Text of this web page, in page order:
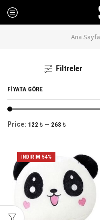
Ana Sayfa
Filtreler
FIYATA GÖRE
Price: 122 ₺ — 268 ₺
İNDIRIM 54%